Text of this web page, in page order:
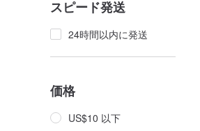
スピード発送
24時間以内に発送
価格
US$10 以下